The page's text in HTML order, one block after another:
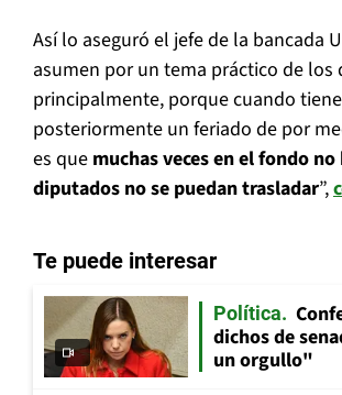
Así lo aseguró el jefe de la bancada
asumen por un tema práctico de
principalmente, porque cuando
posteriormente un feriado de por
es que muchas veces en el fondo
diputados no se puedan trasladar”,
Te puede interesar
Política
dichos de
un orgullo"